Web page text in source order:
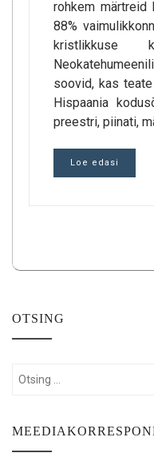
rohkem
88%
kristlikkuse
soovid, kas
Hispaania
preestri, piinati,
Loe edasi
OTSING
Search